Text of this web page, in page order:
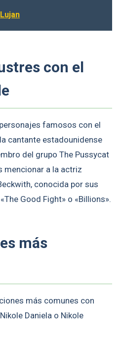
Lujan
con el
famosos con el
cantante estadounidense
del grupo The Pussycat
mencionar a la actriz
conocida por sus
Good Fight» o «Billions».
más
más comunes con
Daniela o Nikole